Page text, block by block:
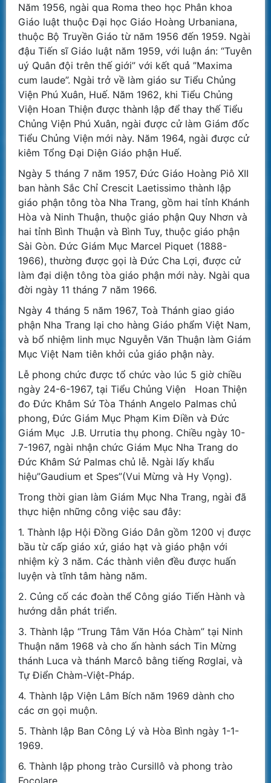
Năm 1956, ngài qua Roma theo học Phân khoa
Giáo luật thuộc Đại học Giáo Hoàng Urbaniana,
thuộc Bộ Truyền Giáo từ năm 1956 đến 1959. Ngài
đậu Tiến sĩ Giáo luật năm 1959, với luận án: “Tuyên
uý Quân đội trên thế giới” với kết quả ”Maxima
cum laude”. Ngài trở về làm giáo sư Tiểu Chủng
Viện Phú Xuân, Huế. Năm 1962, khi Tiểu Chủng
Viện Hoan Thiện được thành lập để thay thế Tiểu
Chủng Viện Phú Xuân, ngài được cử làm Giám đốc
Tiểu Chủng Viện mới này. Năm 1964, ngài được cử
kiêm Tổng Đại Diện Giáo phận Huế.
Ngày 5 tháng 7 năm 1957, Đức Giáo Hoàng Piô XII
ban hành Sắc Chỉ Crescit Laetissimo thành lập
giáo phận tông tòa Nha Trang, gồm hai tỉnh Khánh
Hòa và Ninh Thuận, thuộc giáo phận Quy Nhơn và
hai tỉnh Bình Thuận và Bình Tuy, thuộc giáo phận
Sài Gòn. Đức Giám Mục Marcel Piquet (1888-
1966), thường được gọi là Đức Cha Lợi, được cử
làm đại diện tông tòa giáo phận mới này. Ngài qua
đời ngày 11 tháng 7 năm 1966.
Ngày 4 tháng 5 năm 1967, Toà Thánh giao giáo
phận Nha Trang lại cho hàng Giáo phẩm Việt Nam,
và bổ nhiệm linh mục Nguyễn Văn Thuận làm Giám
Mục Việt Nam tiên khởi của giáo phận này.
Lễ phong chức được tổ chức vào lúc 5 giờ chiều
ngày 24-6-1967, tại Tiểu Chủng Viện Hoan Thiện
đo Đức Khâm Sứ Tòa Thánh Angelo Palmas chủ
phong, Đức Giám Mục Phạm Kim Điền và Đức
Giám Mục J.B. Urrutia thụ phong. Chiều ngày 10-
7-1967, ngài nhận chức Giám Mục Nha Trang do
Đức Khâm Sứ Palmas chủ lễ. Ngài lấy khẩu
hiệu”Gaudium et Spes”(Vui Mừng và Hy Vọng).
Trong thời gian làm Giám Mục Nha Trang, ngài đã
thực hiện những công việc sau đây:
1. Thành lập Hội Đồng Giáo Dân gồm 1200 vị được
bầu từ cấp giáo xứ, giáo hạt và giáo phận với
nhiệm kỳ 3 năm. Các thành viên đều được huấn
luyện và tĩnh tâm hàng năm.
2. Củng cố các đoàn thể Công giáo Tiến Hành và
hướng dẫn phát triển.
3. Thành lập “Trung Tâm Văn Hóa Chàm” tại Ninh
Thuận năm 1968 và cho ấn hành sách Tin Mừng
thánh Luca và thánh Marcô bằng tiếng Rơglai, và
Tự Điển Chàm-Việt-Pháp.
4. Thành lập Viện Lâm Bích năm 1969 dành cho
các ơn gọi muộn.
5. Thành lập Ban Công Lý và Hòa Bình ngày 1-1-
1969.
6. Thành lập phong trào Cursillô và phong trào
Focolare.